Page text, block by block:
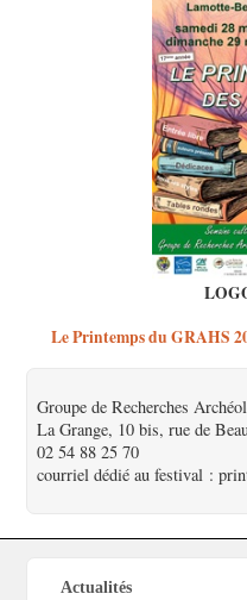
Le Printemps du GRAHS
Groupe de Recherches
La Grange, 10 bis, rue de
02 54 88 25 70
courriel dédié au festival :
Actualités